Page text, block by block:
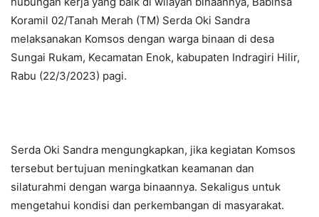
Koramil 02/Tanah Merah (TM) Serda Oki Sandra
melaksanakan Komsos dengan warga binaan di desa
Sungai Rukam, Kecamatan Enok, kabupaten Indragiri Hilir,
Rabu (22/3/2023) pagi.
Serda Oki Sandra mengungkapkan, jika kegiatan Komsos
tersebut bertujuan meningkatkan keamanan dan
silaturahmi dengan warga binaannya. Sekaligus untuk
mengetahui kondisi dan perkembangan di masyarakat.